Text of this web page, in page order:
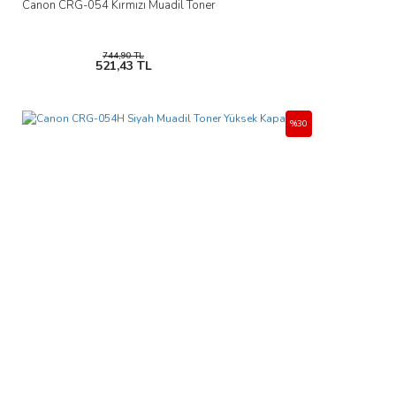
Canon CRG-054 Kırmızı Muadil Toner
744,90 TL
521,43 TL
%30